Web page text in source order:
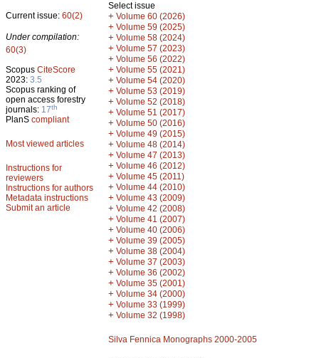
Current issue: 60(2)
Under compilation:
60(3)
Scopus CiteScore
2023: 3.5
Scopus ranking of
open access forestry
journals: 17th
PlanS compliant
Most viewed articles
Instructions for
reviewers
Instructions for authors
Metadata instructions
Submit an article
Select issue
+ Volume 60 (2026)
+ Volume 59 (2025)
+ Volume 58 (2024)
+ Volume 57 (2023)
+ Volume 56 (2022)
+ Volume 55 (2021)
+ Volume 54 (2020)
+ Volume 53 (2019)
+ Volume 52 (2018)
+ Volume 51 (2017)
+ Volume 50 (2016)
+ Volume 49 (2015)
+ Volume 48 (2014)
+ Volume 47 (2013)
+ Volume 46 (2012)
+ Volume 45 (2011)
+ Volume 44 (2010)
+ Volume 43 (2009)
+ Volume 42 (2008)
+ Volume 41 (2007)
+ Volume 40 (2006)
+ Volume 39 (2005)
+ Volume 38 (2004)
+ Volume 37 (2003)
+ Volume 36 (2002)
+ Volume 35 (2001)
+ Volume 34 (2000)
+ Volume 33 (1999)
+ Volume 32 (1998)
Silva Fennica Monographs 2000-2005